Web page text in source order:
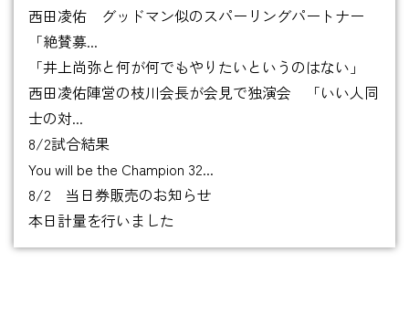
西田凌佑 グッドマン似のスパーリングパートナー
「絶賛募...
「井上尚弥と何が何でもやりたいというのはない」
西田凌佑陣営の枝川会長が会見で独演会 「いい人同
士の対...
8/2試合結果
You will be the Champion 32...
8/2 当日券販売のお知らせ
本日計量を行いました